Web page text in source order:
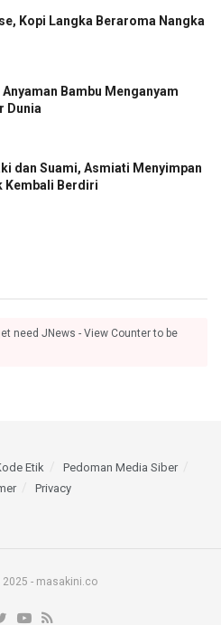
Kopi Langka Beraroma Nangka
Bambu Menganyam
Dunia
dan Suami, Asmiati Menyimpan
Kembali Berdiri
need JNews - View Counter to be
Etik
Pedoman Media Siber
Privacy
- masakini.co